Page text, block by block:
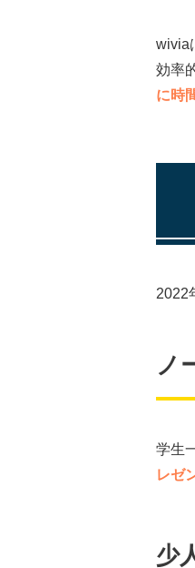
wivia
効率
に時
2022
ノ
学生
レゼ
少